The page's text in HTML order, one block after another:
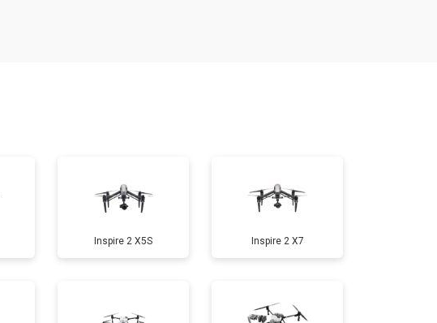
от 1600 ₽ Заказать
от 1000 ₽ Заказать
от 1800 ₽ Заказать
Inspire 2 X5S Inspire 2 X7